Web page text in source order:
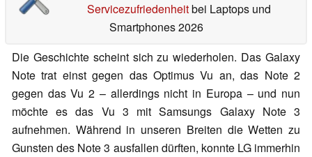
Servicezufriedenheitbei Laptops und
Smartphones 2026
Die Geschichte scheint sich zu wiederholen. Das Galaxy
Note trat einst gegen das Optimus Vu an, das Note 2
gegen das Vu 2 – allerdings nicht in Europa – und nun
möchte es das Vu 3 mit Samsungs Galaxy Note 3
aufnehmen. Während in unseren Breiten die Wetten zu
Gunsten des Note 3 ausfallen dürften, konnte LG immerhin